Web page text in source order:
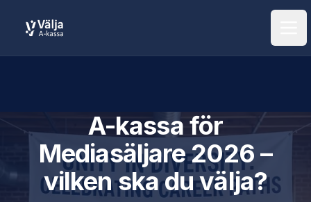
A-kassa för
Mediasäljare2026 –
vilken ska du välja?